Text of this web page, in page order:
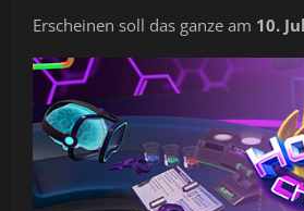
Erscheinen soll das ganze am 10.